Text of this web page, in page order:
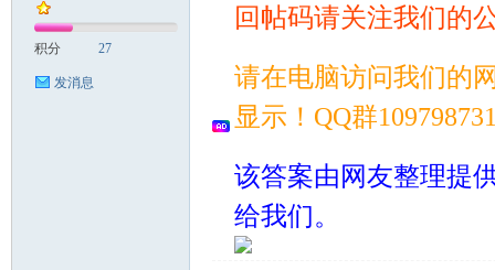
积分 27
发消息
回帖码请关注我们的
请在电脑访问我们的
显示！QQ群
该答案由网友整理提
给我们。